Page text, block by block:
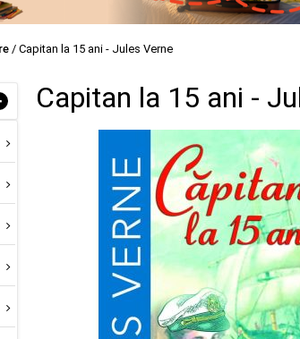
/ Capitan la 15 ani - Jules Verne
Capitan la 15 ani -